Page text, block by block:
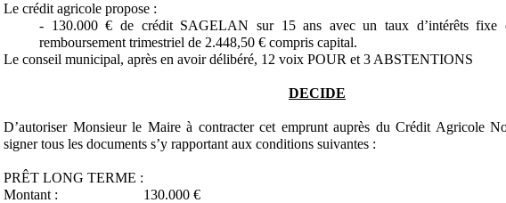
Le crédit agricole propose :
- 130.000 € de crédit SAGELAN sur 15 ans avec un taux d’intérêts fixe
remboursement trimestriel de 2.448,50 € compris capital.
Le conseil municipal, après en avoir délibéré, 12 voix POUR et 3 ABSTENTIONS
DECIDE
D’autoriser Monsieur le Maire à contracter cet emprunt auprès du Crédit Agricole
signer tous les documents s’y rapportant aux conditions suivantes :
PRÊT LONG TERME :
Montant : 130.000 €